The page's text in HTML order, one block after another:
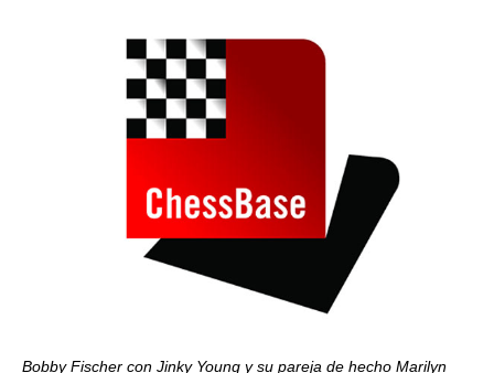
Bobby Fischer con Jinky Young y su pareja de hecho Marilyn